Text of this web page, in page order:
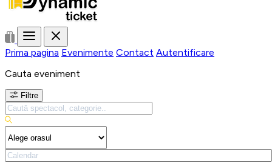
Prima pagina Evenimente Contact Autentificare
Cauta eveniment
Filtre